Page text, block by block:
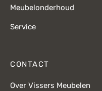
Meubelonderhoud
Service
CONTACT
Over Vissers Meubelen